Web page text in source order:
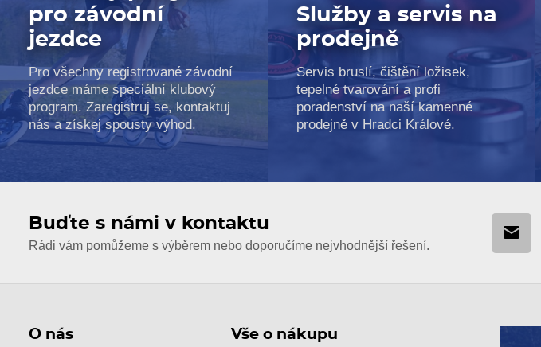
pro závodní
jezdce
Pro všechny registrované závodní
jezdce máme speciální klubový
program. Zaregistruj se, kontaktuj
nás a získej spousty výhod.
Služby a servis na
prodejně
Servis bruslí, čištění ložisek,
tepelné tvarování a profi
poradenství na naší kamenné
prodejně v Hradci Králové.
Buďte s námi v kontaktu
Rádi vám pomůžeme s výběrem nebo doporučíme nejvhodnější řešení.
O nás Vše o nákupu